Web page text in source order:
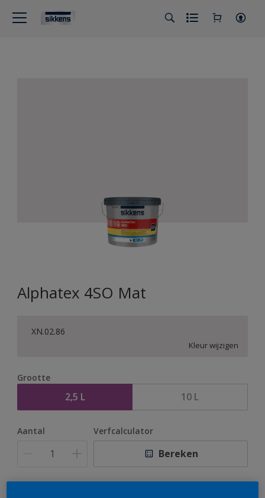
Alphatex 4SO Mat
XN.02.86
Kleur wijzigen
Grootte
2,5 L 10 L
Aantal Verfcalculator
Bereken